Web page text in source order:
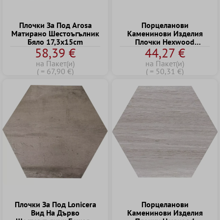
Плочки За Под Arosa
Матирано Шестоъгълник
Бяло 17,3x15cm
58,39 €
на Пакет(и)
( = 67,90 €)
Порцеланови
Kаменинови Изделия
Плочки Hexwood
Шестоъгълник Бежово
22,5 x 25,9cm
44,27 €
на Пакет(и)
( = 50,31 €)
Плочки За Под Lonicera
Bид Hа Дърво
Порцеланови
Kаменинови Изделия